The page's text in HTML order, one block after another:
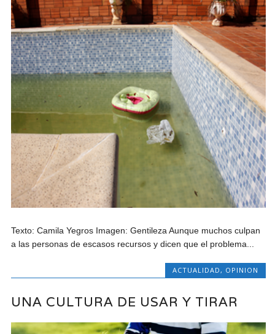
Texto: Camila Yegros Imagen: Gentileza Aunque muchos culpan
a las personas de escasos recursos y dicen que el problema...
ACTUALIDAD , OPINION
UNA CULTURA DE USAR Y TIRAR